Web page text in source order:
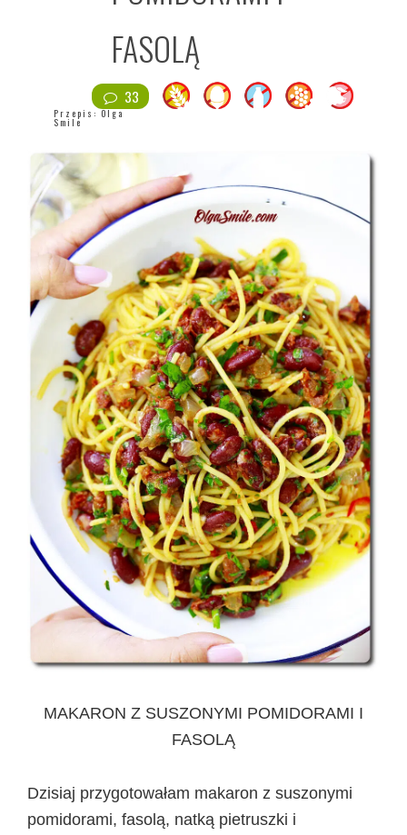
FASOLĄ
33
Przepis:Olga
Smile
MAKARON Z SUSZONYMI POMIDORAMI I
FASOLĄ
Dzisiaj przygotowałam makaron z suszonymi
pomidorami, fasolą, natką pietruszki i